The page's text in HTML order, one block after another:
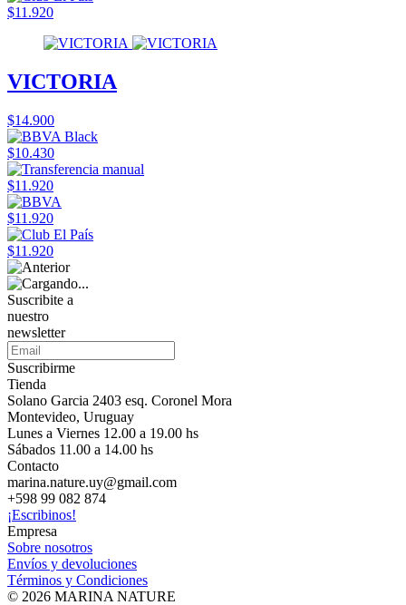
$11.920
VICTORIA
$14.900
$10.430
$11.920
$11.920
$11.920
Suscribite a
nuestro
newsletter
Suscribirme
Tienda
Solano Garcia 2403 esq. Coronel Mora
Montevideo, Uruguay
Lunes a Viernes 12.00 a 19.00 hs
Sábados 11.00 a 14.00 hs
Contacto
marina.nature.uy@gmail.com
+598 99 082 874
¡Escribinos!
Empresa
Sobre nosotros
Envíos y devoluciones
Términos y Condiciones
© 2026 MARINA NATURE